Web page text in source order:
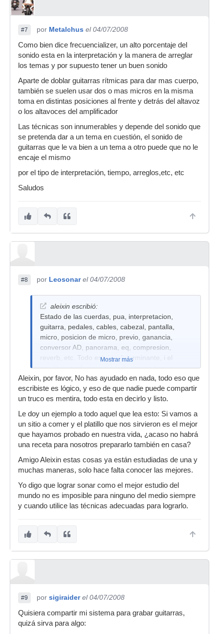
#7 por Metalchus el 04/07/2008
Como bien dice frecuencializer, un alto porcentaje del
sonido esta en la interpretación y la manera de arreglar
los temas y por supuesto tener un buen sonido
Aparte de doblar guitarras rítmicas para dar mas cuerpo,
también se suelen usar dos o mas micros en la misma
toma en distintas posiciones al frente y detrás del altavoz
o los altavoces del amplificador
Las técnicas son innumerables y depende del sonido que
se pretenda dar a un tema en cuestión, el sonido de
guitarras que le va bien a un tema a otro puede que no le
encaje el mismo
por el tipo de interpretación, tiempo, arreglos,etc, etc
Saludos
#8 por Leosonar el 04/07/2008
aleixin escribió:
Estado de las cuerdas, pua, interpretacion,
guitarra, pedales, cables, cabezal, pantalla,
micro, posicion de micro, previo, ganancia,
conversor AD, panorama, eq, compresion,
reverb, etc. Todo esto es determinante, i el
equilibrio perfecto entre todo eso es lo que
determina un buen sonido. Nadie te va a poder
dar un truco para que suene brutal, es una
convinacion de todas esas cosas, i mucho mas.
oído.
Mostrar más
Aleixin, por favor, No has ayudado en nada, todo eso que
escribiste es lógico, y eso de que nadie puede compartir
un truco es mentira, todo esta en decirlo y listo.
Le doy un ejemplo a todo aquel que lea esto: Si vamos a
un sitio a comer y el platillo que nos sirvieron es el mejor
que hayamos probado en nuestra vida, ¿acaso no habrá
una receta para nosotros prepararlo también en casa?
Amigo Aleixin estas cosas ya están estudiadas de una y
muchas maneras, solo hace falta conocer las mejores.
Yo digo que lograr sonar como el mejor estudio del
mundo no es imposible para ninguno del medio siempre
y cuando utilice las técnicas adecuadas para lograrlo.
#9 por sigiraider el 04/07/2008
Quisiera compartir mi sistema para grabar guitarras,
quizá sirva para algo: